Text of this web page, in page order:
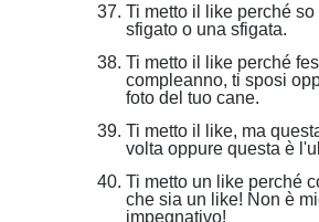
Ti metto il like perché
sfigato o una sfigata.
Ti metto il like perché
compleanno, ti sposi
foto del tuo cane.
Ti metto il like, ma
volta oppure questa è
Ti metto un like perché
che sia un like! Non è
impegnativo!